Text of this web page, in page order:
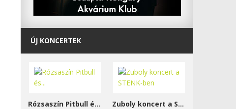
ÚJ KONCERTEK
Rózsaszín Pitbull és...
Zuboly koncert a STENK-ben